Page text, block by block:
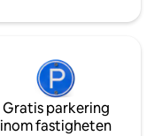
Gratis parkering
inom fastigheten